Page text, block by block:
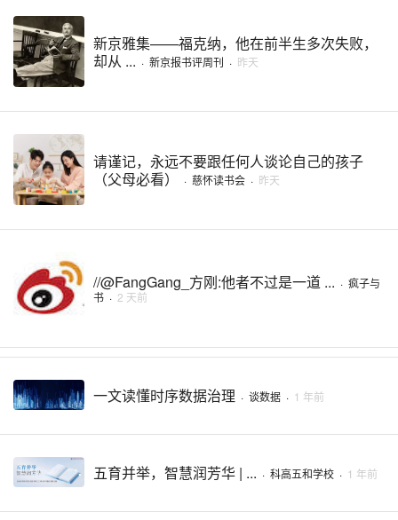
新京雅集——福克纳，他在前半生多次失败，
却从 ... · 新京报书评周刊 · 昨天
请谨记，永远不要跟任何人谈论自己的孩子
（父母必看）
· 慈怀读书会 · 昨天
//@FangGang_方刚:他者不过是一道 ... · 疯子与
书 · 2 天前
一文读懂时序数据治理 · 谈数据 · 1 年前
五育并举，智慧润芳华 | ... · 科高五和学校 · 1 年前